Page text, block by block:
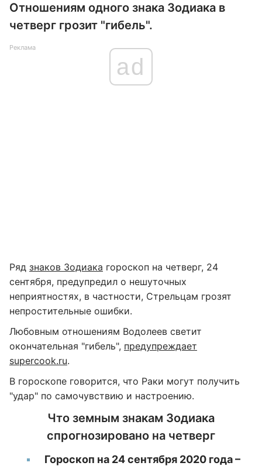
Отношениям одного знака Зодиака в
четверг грозит "гибель".
Реклама
ad
Ряд знаков Зодиака гороскоп на четверг, 24
сентября, предупредил о нешуточных
неприятностях, в частности, Стрельцам грозят
непростительные ошибки.
Любовным отношениям Водолеев светит
окончательная "гибель", предупреждает
supercook.ru.
В гороскопе говорится, что Раки могут получить
"удар" по самочувствию и настроению.
Что земным знакам Зодиака
спрогнозировано на четверг
Гороскоп на 24 сентября 2020 года –